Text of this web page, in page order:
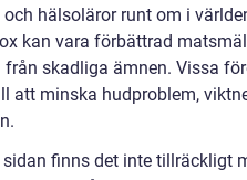
hälsoläror runt om i
kan vara förbättrad
från skadliga ämnen. Vissa
att minska hudproblem,
sidan finns det inte tillräckligt